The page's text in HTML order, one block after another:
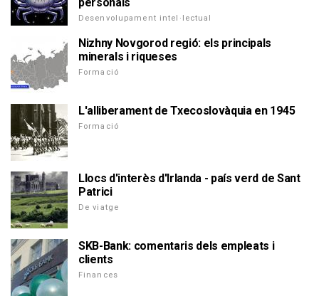
personals
Desenvolupament intel·lectual
Nizhny Novgorod regió: els principals
minerals i riqueses
Formació
L'alliberament de Txecoslovàquia en 1945
Formació
Llocs d'interès d'Irlanda - país verd de Sant
Patrici
De viatge
SKB-Bank: comentaris dels empleats i
clients
Finances